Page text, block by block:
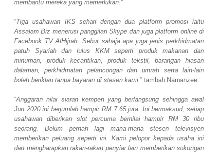
membantu mereka yang memerlukan.”
“Tiga usahawan IKS sehari dengan dua platform promosi iaitu
Assalam Biz menerusi panggilan Skype dan juga platform online di
Facebook TV AlHijrah. Sebut sahaja apa juga jenis perkhidmatan
patuh Syariah dan lulus KKM seperti produk makanan dan
minuman, produk kecantikan, produk tekstil, barangan hiasan
dalaman, perkhidmatan pelancongan dan umrah serta lain-lain
boleh beriklan tanpa bayaran di stesen kami.” tambah Namanzee.
“Anggaran nilai siaran kempen yang berlangsung sehingga awal
Jun 2020 ini berjumlah hampir RM 7.65 juta. Ini bermaksud, setiap
usahawan diberikan slot percuma bernilai hampir RM 30 ribu
seorang. Belum pernah lagi mana-mana stesen televisyen
memberikan peluang seperti ini. Kami pelopor kepada usaha ini
dan mengharapkan rakan-rakan penyiar lain memberikan sokongan